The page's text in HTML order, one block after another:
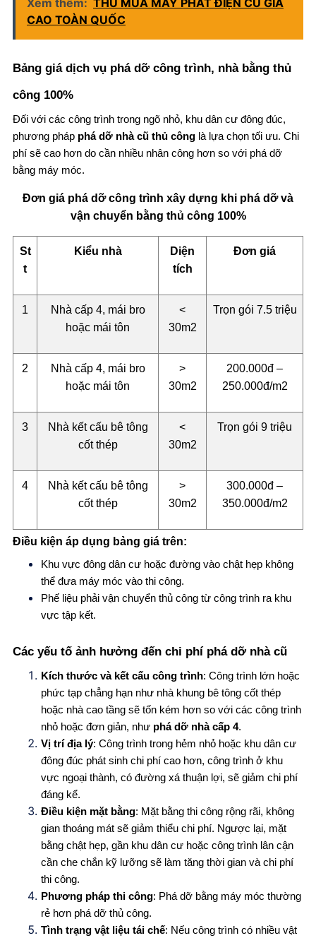
Xem thêm: THU MUA MÁY PHÁT ĐIỆN CŨ GIÁ
CAO TOÀN QUỐC
Bảng giá dịch vụ phá dỡ công trình, nhà bằng thủ
công 100%
Đối với các công trình trong ngõ nhỏ, khu dân cư đông đúc,
phương pháp phá dỡ nhà cũ thủ công là lựa chọn tối ưu. Chi
phí sẽ cao hơn do cần nhiều nhân công hơn so với phá dỡ
bằng máy móc.
Đơn giá phá dỡ công trình xây dựng khi phá dỡ và
vận chuyển bằng thủ công 100%
St
t
Kiểu nhà
Diện
tích
Đơn giá
1
Nhà cấp 4, mái bro
hoặc mái tôn
<
30m2
Trọn gói 7.5 triệu
2
Nhà cấp 4, mái bro
hoặc mái tôn
>
30m2
200.000đ –
250.000đ/m2
3
Nhà kết cấu bê tông
cốt thép
<
30m2
Trọn gói 9 triệu
4
Nhà kết cấu bê tông
cốt thép
>
30m2
300.000đ –
350.000đ/m2
Điều kiện áp dụng bảng giá trên:
Khu vực đông dân cư hoặc đường vào chật hẹp không
thể đưa máy móc vào thi công.
Phế liệu phải vận chuyển thủ công từ công trình ra khu
vực tập kết.
Các yếu tố ảnh hưởng đến chi phí phá dỡ nhà cũ
Kích thước và kết cấu công trình: Công trình lớn hoặc
phức tạp chẳng hạn như nhà khung bê tông cốt thép
hoặc nhà cao tầng sẽ tốn kém hơn so với các công trình
nhỏ hoặc đơn giản, như phá dỡ nhà cấp 4.
Vị trí địa lý: Công trình trong hẻm nhỏ hoặc khu dân cư
đông đúc phát sinh chi phí cao hơn, công trình ở khu
vực ngoại thành, có đường xá thuận lợi, sẽ giảm chi phí
đáng kể.
Điều kiện mặt bằng: Mặt bằng thi công rộng rãi, không
gian thoáng mát sẽ giảm thiểu chi phí. Ngược lại, mặt
bằng chật hẹp, gần khu dân cư hoặc công trình lân cận
cần che chắn kỹ lưỡng sẽ làm tăng thời gian và chi phí
thi công.
Phương pháp thi công: Phá dỡ bằng máy móc thường
rẻ hơn phá dỡ thủ công.
Tình trạng vật liệu tái chế: Nếu công trình có nhiều vật